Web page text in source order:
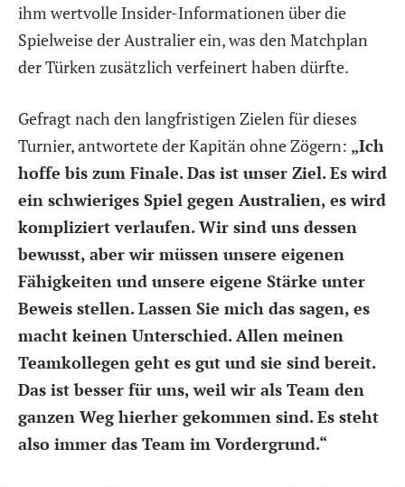
ihm wertvolle Insider-Informationen über die
Spielweise der Australier ein, was den Matchplan
der Türken zusätzlich verfeinert haben dürfte.
Gefragt nach den langfristigen Zielen für dieses
Turnier, antwortete der Kapitän ohne Zögern: „Ich
hoffe bis zum Finale. Das ist unser Ziel. Es wird
ein schwieriges Spiel gegen Australien, es wird
kompliziert verlaufen. Wir sind uns dessen
bewusst, aber wir müssen unsere eigenen
Fähigkeiten und unsere eigene Stärke unter
Beweis stellen. Lassen Sie mich das sagen, es
macht keinen Unterschied. Allen meinen
Teamkollegen geht es gut und sie sind bereit.
Das ist besser für uns, weil wir als Team den
ganzen Weg hierher gekommen sind. Es steht
also immer das Team im Vordergrund.“